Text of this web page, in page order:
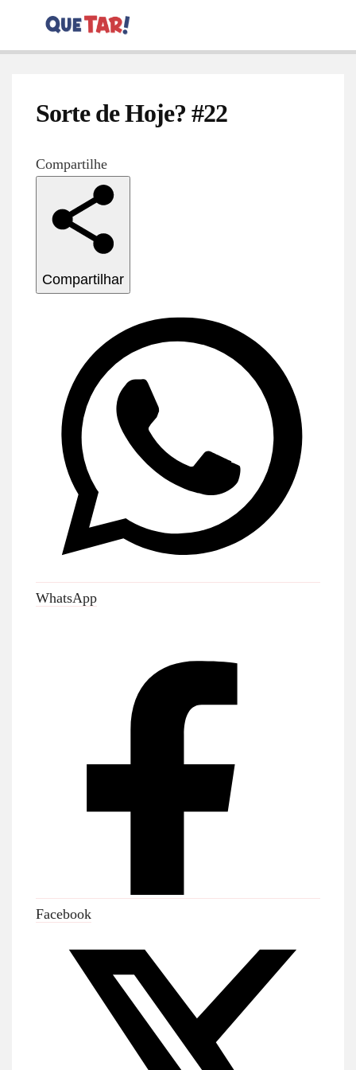
Sorte de Hoje? #22
Compartilhe
Compartilhar
WhatsApp
Facebook